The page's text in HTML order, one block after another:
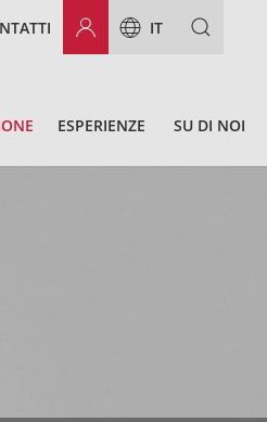
IT
ESPERIENZE SU DI NOI